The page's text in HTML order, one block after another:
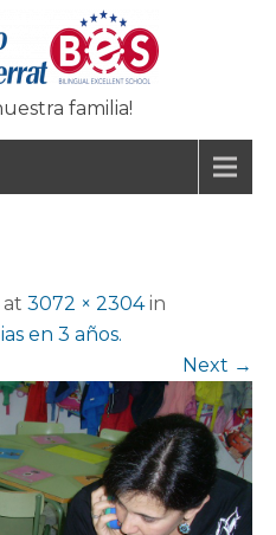
familia!
at 3072 × 2304in
en 3 años.
Next →